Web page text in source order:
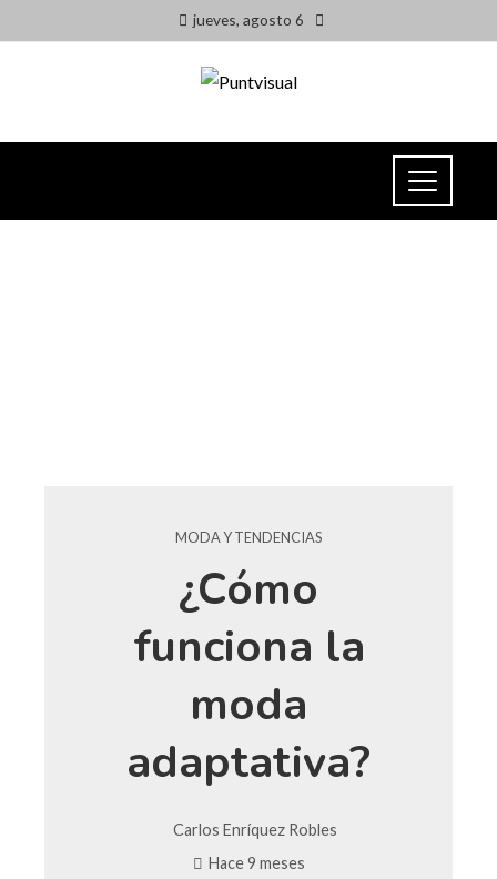
jueves, agosto 6
MODA Y TENDENCIAS
¿Cómo
funciona la
moda
adaptativa?
Carlos Enríquez Robles
Hace 9 meses